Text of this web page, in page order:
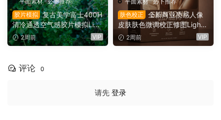
胶片模拟
复古美学富士400H
清冷通透空气感胶片模拟Ligh
troom预设 Very Good Preset
s – FUJI 400 H（16085）
2周前 VIP
肤色校正
全新商业质感人像
皮肤肤色微调校正修图Lightr
oom预设 SKINTONE – QUE
ST TOOLS 13（16073）
2周前 VIP
评论 0
请先 登录